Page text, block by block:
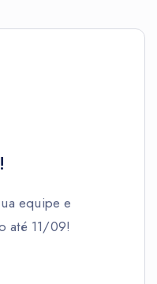
equipe e
até 11/09!